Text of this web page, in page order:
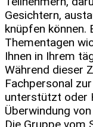
Gesichtern,
knüpfen können.
Thementagen
Ihnen in Ihrem
Während dieser
Fachpersonal
unterstützt oder
Überwindung
Die Gruppe vom